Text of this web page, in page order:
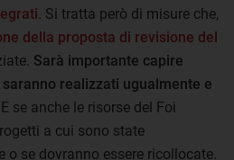
. Si tratta però di misure che,
della proposta di revisione del
Sarà importante capire
realizzati ugualmente e
. E se anche le risorse del Foi
a cui sono state
se dovranno essere ricollocate.